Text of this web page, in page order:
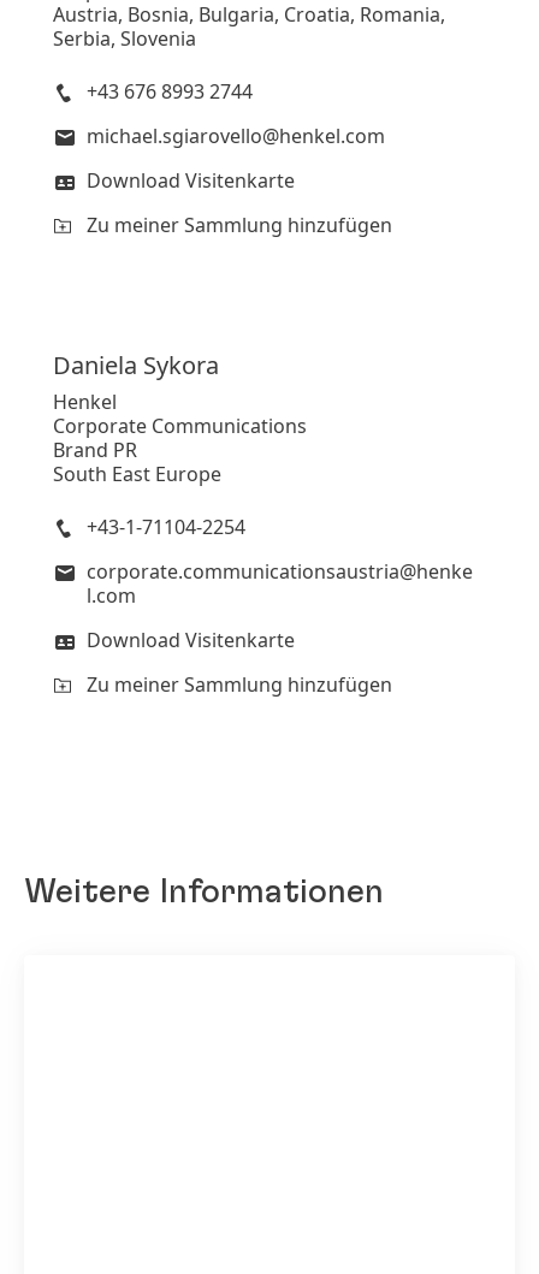
Austria, Bosnia, Bulgaria, Croatia, Romania,
Serbia, Slovenia
+43 676 8993 2744
michael.sgiarovello@henkel.com
Download Visitenkarte
Zu meiner Sammlung hinzufügen
Daniela Sykora
Henkel
Corporate Communications
Brand PR
South East Europe
+43-1-71104-2254
corporate.communicationsaustria@henke
l.com
Download Visitenkarte
Zu meiner Sammlung hinzufügen
Weitere Informationen